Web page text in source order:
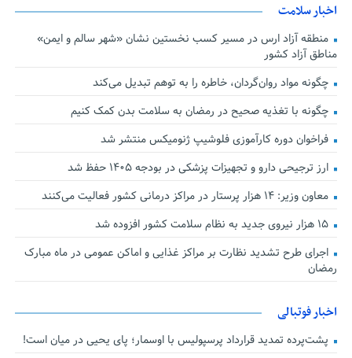
اخبار سلامت
منطقه آزاد ارس در مسیر کسب نخستین نشان «شهر سالم و ایمن»
مناطق آزاد کشور
چگونه مواد روان‌گردان، خاطره را به توهم تبدیل می‌کند
چگونه با تغذیه صحیح در رمضان به سلامت بدن کمک کنیم
فراخوان دوره کارآموزی فلوشیپ ژنومیکس منتشر شد
ارز ترجیحی دارو و تجهیزات پزشکی در بودجه ۱۴۰۵ حفظ شد
معاون وزیر: ۱۴ هزار پرستار در مراکز درمانی کشور فعالیت می‌کنند
۱۵ هزار نیروی جدید به نظام سلامت کشور افزوده شد
اجرای طرح تشدید نظارت بر مراکز غذایی و اماکن عمومی در ماه مبارک
رمضان
اخبار فوتبالی
پشت‌پرده تمدید قرارداد پرسپولیس با اوسمار؛ پای یحیی در میان است!